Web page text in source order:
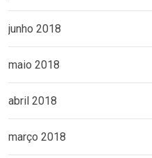
junho 2018
maio 2018
abril 2018
março 2018